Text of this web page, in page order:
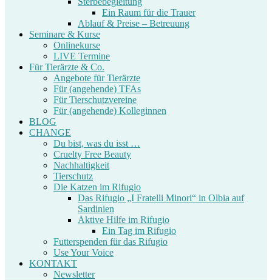
Ein Raum für die Trauer
Ablauf & Preise – Betreuung
Seminare & Kurse
Onlinekurse
LIVE Termine
Für Tierärzte & Co.
Angebote für Tierärzte
Für (angehende) TFAs
Für Tierschutzvereine
Für (angehende) Kolleginnen
BLOG
CHANGE
Du bist, was du isst …
Cruelty Free Beauty
Nachhaltigkeit
Tierschutz
Die Katzen im Rifugio
Das Rifugio „I Fratelli Minori“ in Olbia auf
Sardinien
Aktive Hilfe im Rifugio
Ein Tag im Rifugio
Futterspenden für das Rifugio
Use Your Voice
KONTAKT
Newsletter